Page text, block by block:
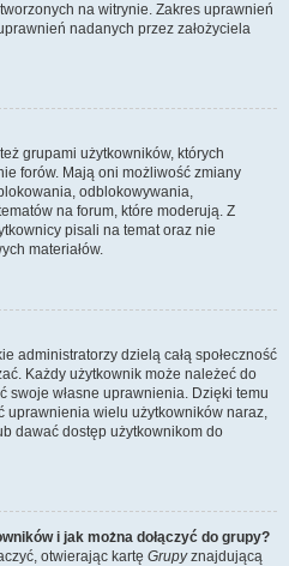
na witrynie. Zakres uprawnień
nadanych przez założyciela
grupami użytkowników, których
forów. Mają oni możliwość zmiany
odblokowywania,
na forum, które moderują. Z
pisali na temat oraz nie
materiałów.
administratorzy dzielą całą społeczność
Każdy użytkownik może należeć do
swoje własne uprawnienia. Dzięki temu
uprawnienia wielu użytkowników naraz,
dawać dostęp użytkownikom do
i jak można dołączyć do grupy?
otwierając kartę Grupyznajdującą